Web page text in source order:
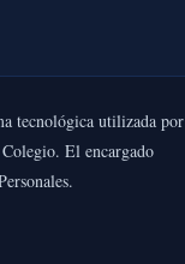
tecnológica utilizada por
El encargado